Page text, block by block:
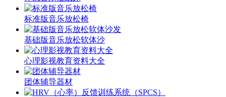
标准版音乐放松椅
基础版音乐放松软体沙
心理影视教育资料大全
团体辅导器材